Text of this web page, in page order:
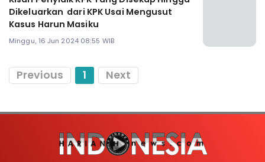
Dikeluarkan dari KPK Usai Mengusut
Kasus Harun Masiku
Minggu, 16 Jun 2024 08:55 WIB
Previous 1 Next